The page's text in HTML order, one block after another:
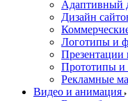
Адаптивный
Дизайн
Логотипы и
Презентации
Прототипы и
Рекламные
Видео и анимация